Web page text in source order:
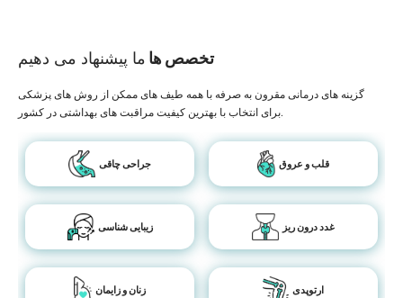
تخصص ها ما پیشنهاد می دهیم
گزینه های درمانی مقرون به صرفه با همه طیف های ممکن از روش های پزشکی
برای انتخاب با بهترین کیفیت مراقبت های بهداشتی در کشور.
جراحی چاقی قلب و عروق
زیبایی شناسی غدد درون ریز
زنان و زایمان ارتوپدی